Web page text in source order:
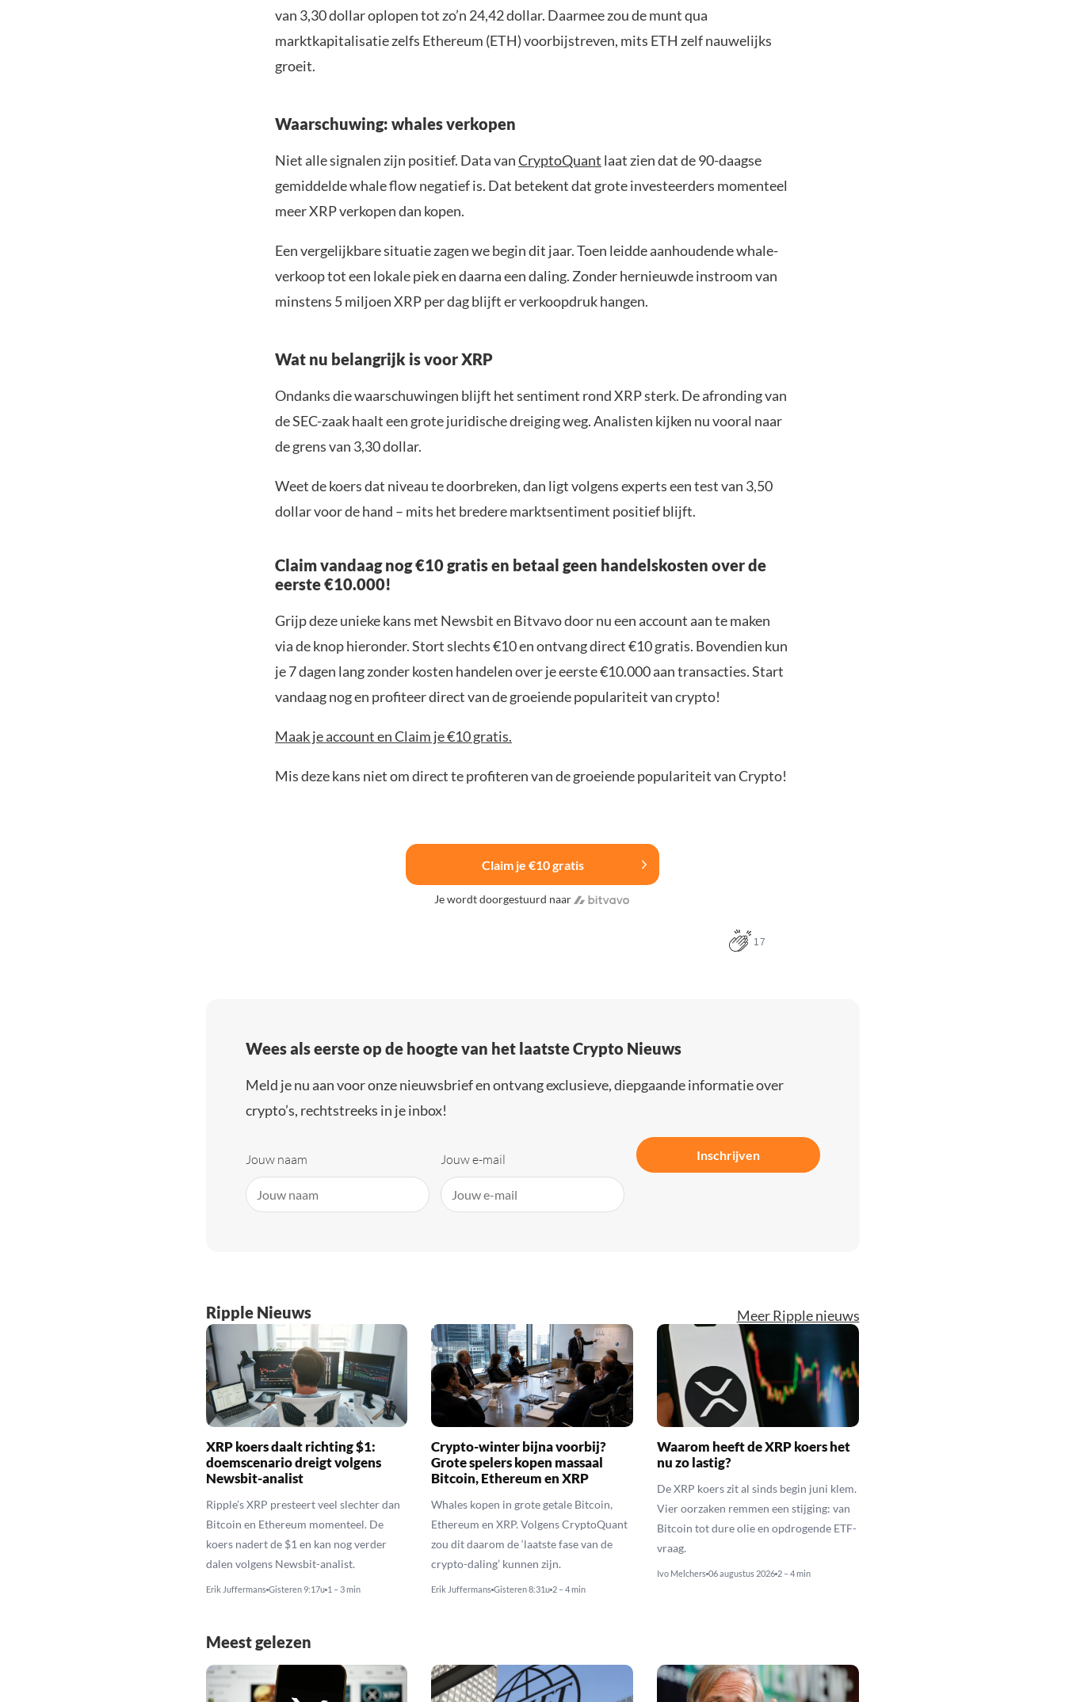
van 3,30 dollar oplopen tot zo’n 24,42 dollar. Daarmee zou de munt qua
marktkapitalisatie zelfs Ethereum (ETH) voorbijstreven, mits ETH zelf nauwelijks
groeit.
Waarschuwing: whales verkopen
Niet alle signalen zijn positief. Data vanCryptoQuant laat zien dat de 90-daagse
gemiddelde whale flow negatief is. Dat betekent dat grote investeerders momenteel
meer XRP verkopen dan kopen.
Een vergelijkbare situatie zagen we begin dit jaar. Toen leidde aanhoudende whale-
verkoop tot een lokale piek en daarna een daling. Zonder hernieuwde instroom van
minstens 5 miljoen XRP per dag blijft er verkoopdruk hangen.
Wat nu belangrijk is voor XRP
Ondanks die waarschuwingen blijft het sentiment rond XRP sterk. De afronding van
de SEC-zaak haalt een grote juridische dreiging weg. Analisten kijken nu vooral naar
de grens van 3,30 dollar.
Weet de koers dat niveau te doorbreken, dan ligt volgens experts een test van 3,50
dollar voor de hand – mits het bredere marktsentiment positief blijft.
Claim vandaag nog €10 gratis en betaal geen handelskosten over de
eerste €10.000!
Grijp deze unieke kans met Newsbit en Bitvavo door nu een account aan te maken
via de knop hieronder. Stort slechts €10 en ontvang direct €10 gratis. Bovendien kun
je 7 dagen lang zonder kosten handelen over je eerste €10.000 aan transacties. Start
vandaag nog en profiteer direct van de groeiende populariteit van crypto!
Maak je account en Claim je €10 gratis.
Mis deze kans niet om direct te profiteren van de groeiende populariteit van Crypto!
Claim je €10 gratis
Je wordt doorgestuurd naar
17
Wees als eerste op de hoogte van het laatste Crypto Nieuws
Meld je nu aan voor onze nieuwsbrief en ontvang exclusieve, diepgaande informatie over
crypto’s, rechtstreeks in je inbox!
Jouw naam Jouw e-mail Inschrijven
Ripple Nieuws Meer Ripple nieuws
XRP koers daalt richting $1:
doemscenario dreigt volgens
Newsbit-analist
Ripple’s XRP presteert veel slechter dan
Bitcoin en Ethereum momenteel. De
koers nadert de $1 en kan nog verder
dalen volgens Newsbit-analist.
Erik Juffermans Gisteren 9:17u 1 – 3 min
Crypto-winter bijna voorbij?
Grote spelers kopen massaal
Bitcoin, Ethereum en XRP
Whales kopen in grote getale Bitcoin,
Ethereum en XRP. Volgens CryptoQuant
zou dit daarom de ‘laatste fase van de
crypto-daling’ kunnen zijn.
Erik Juffermans Gisteren 8:31u 2 – 4 min
Waarom heeft de XRP koers het
nu zo lastig?
De XRP koers zit al sinds begin juni klem.
Vier oorzaken remmen een stijging: van
Bitcoin tot dure olie en opdrogende ETF-
vraag.
Ivo Melchers 06 augustus 2026 2 – 4 min
Meest gelezen